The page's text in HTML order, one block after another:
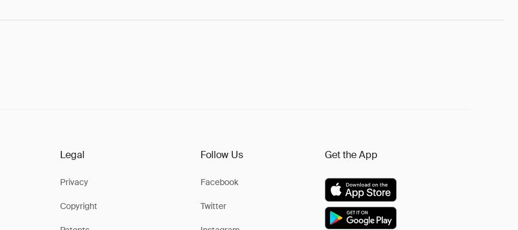
Legal
Privacy
Copyright
Follow Us
Facebook
Twitter
Get the App